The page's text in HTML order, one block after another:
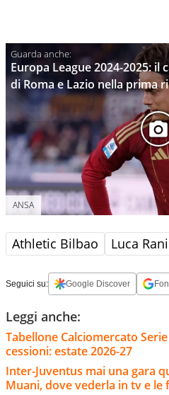
Europa League 2024-2025: il
di Roma e Lazio nella prima
ANSA
Athletic Bilbao Luca
Seguici su: Google Discover
Leggi anche:
Tabellone Calciomercato
cessioni: estate 2026-27
Inter-Juventus mai una gara
Muani, dove vederla in tv e le